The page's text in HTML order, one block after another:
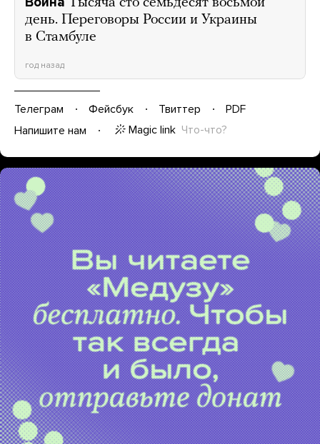
день. Переговоры России и Украины
в Стамбуле
год назад
Телеграм Фейсбук Твиттер
PDF
Напишите нам
Magic link Что-что?